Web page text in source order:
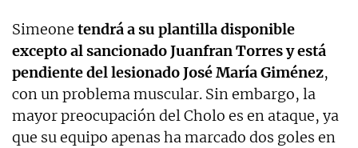
Simeone tendrá a su plantilla disponible
excepto al sancionado Juanfran Torres y está
pendiente del lesionado José María Giménez,
con un problema muscular. Sin embargo, la
mayor preocupación del Cholo es en ataque, ya
que su equipo apenas ha marcado dos goles en